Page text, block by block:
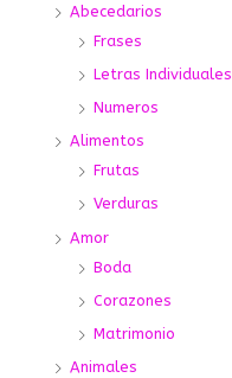
Abecedarios
Frases
Letras Individuales
Numeros
Alimentos
Frutas
Verduras
Amor
Boda
Corazones
Matrimonio
Animales